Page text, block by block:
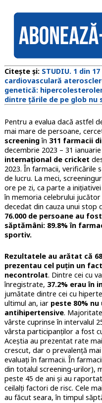
Citește și: STUDIU. 1 din
cardiovasculară
genetică:
dintre țările de pe glob nu
Pentru a evalua dacă astfel
mai mare de persoane,
screeningîn 311 farmacii
decembrie 2023 – 31
internațional de cricket
2023. În farmacii, verificările
de lucru. La meci,
ore pe zi, ca parte a inițiativei
în memoria celebrului
decedat din cauza unui stop
76.000 de persoane au
săptămâni: 89.8% în
sportiv.
Rezultatele au arătat că
prezentau cel puțin un
necontrolat. Dintre cei cu
înregistrate, 37.2% erau în
jumătate dintre cei cu
ultimul an, iar peste 80%
antihipertensive.
vârste cuprinse în intervalul
vârsta participanților a fost
Aceștia au prezentat rate
crescut, dar o prevalență
evaluați în farmacii. În
din totalul screening-urilor),
peste 45 de ani și au
ceilalți factori de risc. Cele
au făcut seara, în timpul